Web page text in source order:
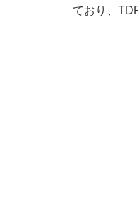
ており、